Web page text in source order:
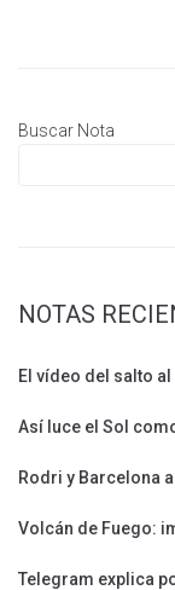
Buscar Nota
NOTAS
El vídeo del salto
Así luce el Sol
Rodri y Barcelona
Volcán de Fuego:
Telegram explica